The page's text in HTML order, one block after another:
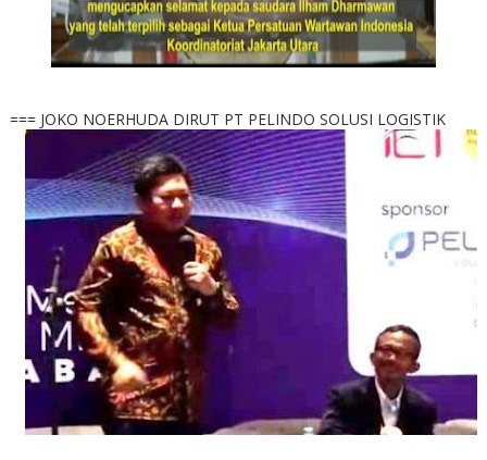
=== JOKO NOERHUDA DIRUT PT PELINDO SOLUSI LOGISTIK